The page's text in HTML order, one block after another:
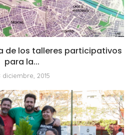
de los talleres participativos
para la...
diciembre, 2015